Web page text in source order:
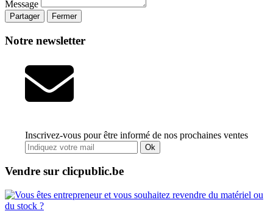
Message
Partager Fermer
Notre newsletter
Inscrivez-vous pour être informé de nos prochaines ventes
Ok
Vendre sur clicpublic.be